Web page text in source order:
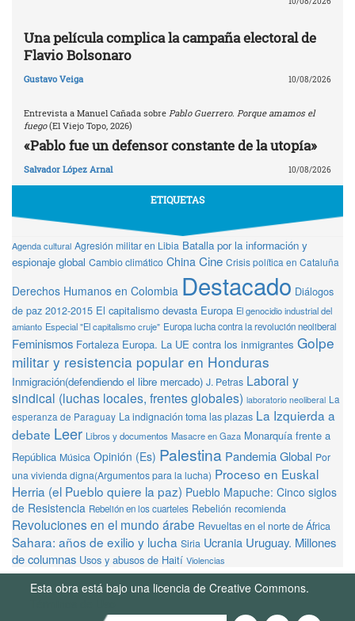
Una película complica la campaña electoral de
Flavio Bolsonaro
Gustavo Veiga 10/08/2026
Entrevista a Manuel Cañada sobre Pablo Guerrero. Porque amamos el
fuego(El Viejo Topo, 2026)
«Pablo fue un defensor constante de la utopía»
Salvador López Arnal 10/08/2026
ETIQUETAS
Agenda cultural Agresión militar en Libia Batalla por la información y
espionaje global Cambio climático China Cine Crisis política en Cataluña
Derechos Humanos en Colombia Destacado Diálogos
de paz 2012-2015 El capitalismo devasta Europa El genocidio industrial del
amianto Especial "El capitalismo cruje" Europa lucha contra la revolución neoliberal
Feminismos Fortaleza Europa. La UE contra los inmigrantes Golpe
militar y resistencia popular en Honduras
Inmigración(defendiendo el libre mercado) J. Petras Laboral y
sindical (luchas locales, frentes globales) laboratorio neoliberal La
esperanza de Paraguay La indignación toma las plazas La Izquierda a
debate Leer Libros y documentos Masacre en Gaza Monarquía frente a
República Música Opinión (Es) Palestina Pandemia Global Por
una vivienda digna(Argumentos para la lucha) Proceso en Euskal
Herria (el Pueblo quiere la paz) Pueblo Mapuche: Cinco siglos
de Resistencia Rebelión en los cuarteles Rebelión recomienda
Revoluciones en el mundo árabe Revueltas en el norte de África
Sahara: años de exilio y lucha Siria Ucrania Uruguay. Millones
de columnas Usos y abusos de Haití Violencias
Esta obra está bajo una licencia de Creative Commons.